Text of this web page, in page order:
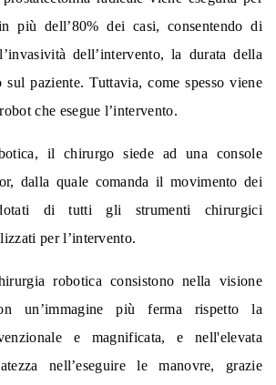
più dell’80% dei casi, consentendo di
dell’intervento, la durata della
sul paziente. Tuttavia, come spesso viene
che esegue l’intervento.
il chirurgo siede ad una console
dalla quale comanda il movimento dei
di tutti gli strumenti chirurgici
per l’intervento.
robotica consistono nella visione
un’immagine più ferma rispetto la
e magnificata, e nell'elevata
nell’eseguire le manovre, grazie